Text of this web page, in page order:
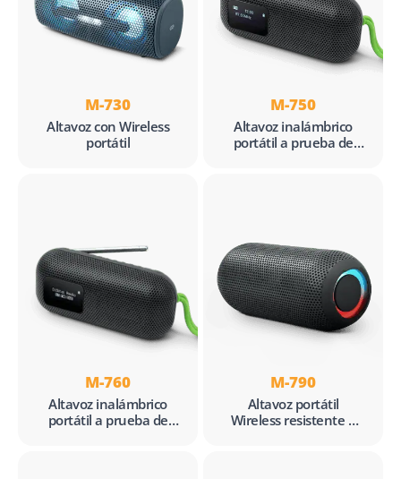
M-730
Altavoz con Wireless
portátil
M-750
Altavoz inalámbrico
portátil a prueba de
M-760
Altavoz inalámbrico
portátil a prueba de
M-790
Altavoz portátil
Wireless resistente a